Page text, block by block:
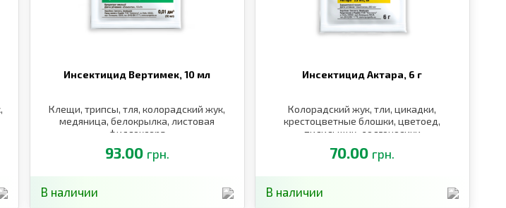
Инсектицид Вертимек, 10 мл
Клещи, трипсы, тля, колорадский жук,
медяница, белокрылка, листовая
филлоксера
93.00 грн.
В наличии
Инсектицид Актара, 6 г
Колорадский жук, тли, цикадки,
крестоцветные блошки, цветоед,
пилильщик, долгоносики
70.00 грн.
В наличии